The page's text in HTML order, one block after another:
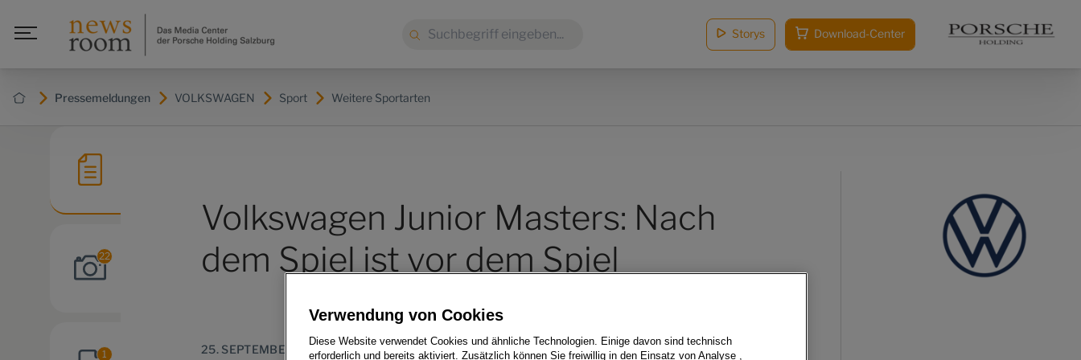
Pressemeldungen VOLKSWAGEN Sport Weitere Sportarten
Suche: Storys Download-Center
22
1
Volkswagen Junior Masters: Nach
dem Spiel ist vor dem Spiel
25. SEPTEMBER 2023
Verwendung von Cookies
Diese Website verwendet Cookies und ähnliche Technologien. Einige davon sind technisch
erforderlich und bereits aktiviert. Zusätzlich können Sie freiwillig in den Einsatz von Analyse ,